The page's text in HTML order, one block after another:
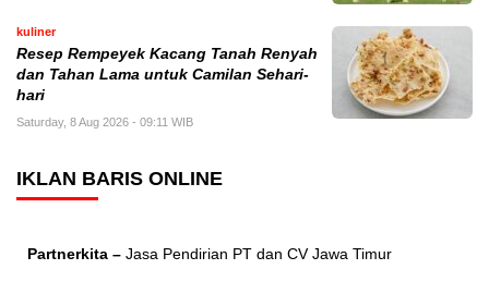
kuliner
Resep Rempeyek Kacang Tanah Renyah
dan Tahan Lama untuk Camilan Sehari-
hari
Saturday, 8 Aug 2026 - 09:11 WIB
IKLAN BARIS ONLINE
Partnerkita – Jasa Pendirian PT dan CV Jawa Timur